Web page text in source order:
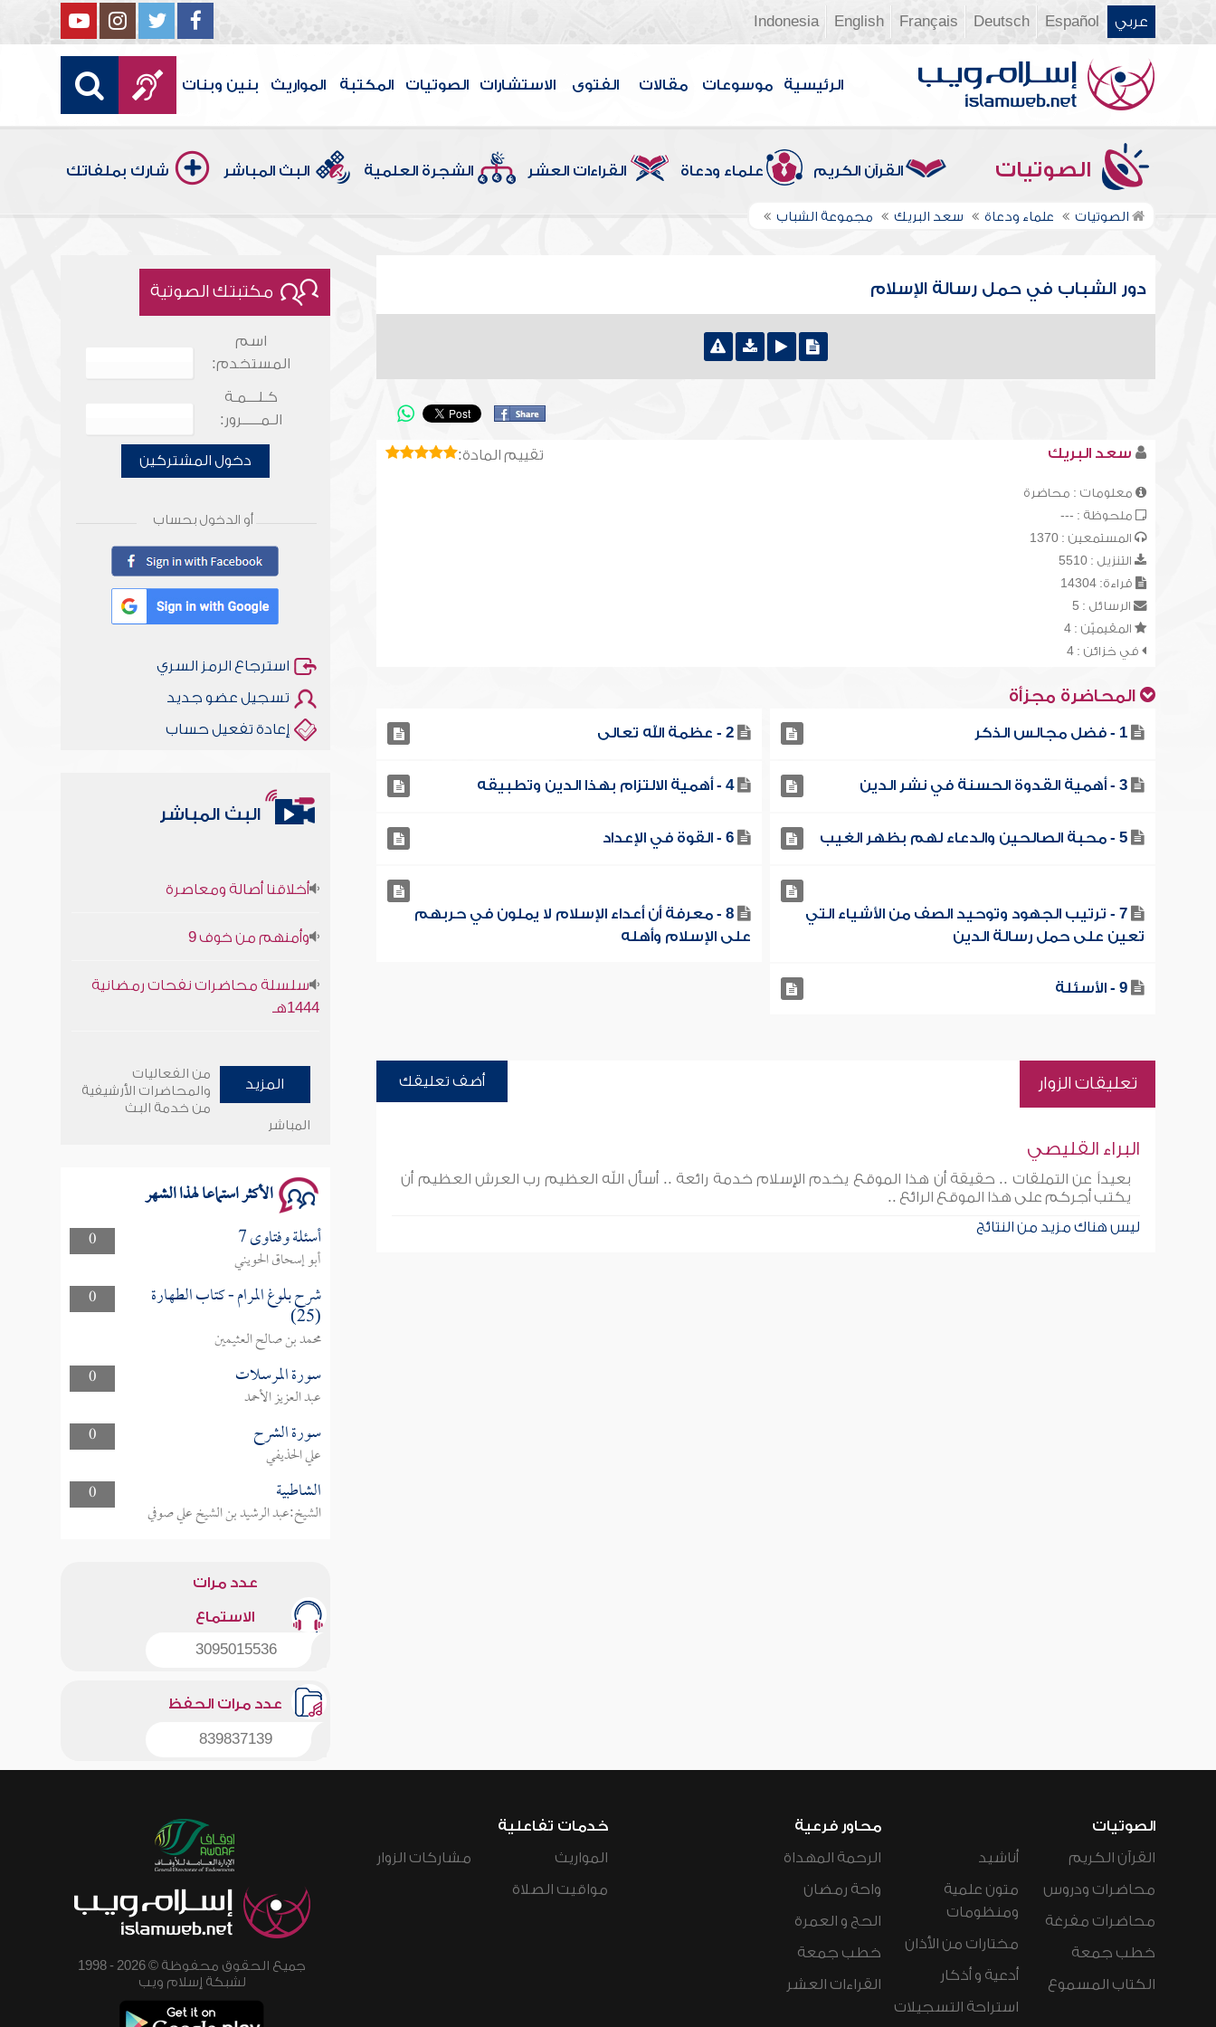
عربي Español
Deutsch
Français
English
Indonesia
الرئيسية موسوعات مقالات الفتوى الاستشارات الصوتيات المكتبة المواريث بنين وبنات
الصوتيات القرآن الكريم علماء ودعاة القراءات العشر الشجرة العلمية البث المباشر شارك بملفاتك
الصوتيات علماء ودعاة سعد البريك مجموعة الشباب
دور الشباب في حمل رسالة الإسلام
تقييم المادة: سعد البريك
معلومات : محاضرة
ملحوظة : ---
المستمعين : 1370
التنزيل : 5510
قراءة: 14304
الرسائل : 5
المقيميّن : 4
في خزائن : 4
المحاضرة مجزأة
1 - فضل مجالس الذكر 2 - عظمة الله تعالى
3 - أهمية القدوة الحسنة في نشر الدين 4 - أهمية الالتزام بهذا الدين وتطبيقه
5 - محبة الصالحين والدعاء لهم بظهر الغيب 6 - القوة في الإعداد
7 - ترتيب الجهود وتوحيد الصف من الأشياء التي
تعين على حمل رسالة الدين
8 - معرفة أن أعداء الإسلام لا يملون في حربهم
على الإسلام وأهله
9 - الأسئلة
تعليقات الزوار أضف تعليقك
البراء القليصي
بعيداً عن التملقات .. حقيقة أن هذا الموقع يخدم الإسلام خدمة رائعة .. أسأل الله العظيم رب العرش العظيم أن
يكتب أجركم على هذا الموقع الرائع ..
ليس هناك مزيد من النتائج
مكتبتك الصوتية
اسم
المستخدم:
كـلـــمـة
الـمـــــرور:
دخول المشتركين
أو الدخول بحساب
استرجاع الرمز السري
تسجيل عضو جديد
إعادة تفعيل حساب
البث المباشر
1444هـ
وأمنهم من خوف 9
المزيد
من الفعاليات
والمحاضرات الأرشيفية
من خدمة البث
المباشر
الأكثر استماعا لهذا الشهر
0 أسئلة وفتاوى 7
أبو إسحاق الحويني
0
شرح بلوغ المرام - كتاب الطهارة
(25)
محمد بن صالح العثيمين
0
سورة المرسلات
عبد العزيز الأحمد
0
سورة الشرح
علي الحذيفي
0
الشاطبية
الشيخ:عبد الرشيد بن الشيخ علي صوفي
عدد مرات
الاستماع
3095015536
عدد مرات الحفظ
839837139
الصوتيات
القرآن الكريم
محاضرات ودروس
محاضرات مفرغة
خطب جمعة
الكتاب المسموع
أناشيد
متون علمية
ومنظومات
مختارات من الأذان
أدعية و أذكار
استراحة التسجيلات
محاور فرعية
الرحمة المهداة
واحة رمضان
الحج و العمرة
خطب جمعة
القراءات العشر
خدمات تفاعلية
المواريث
مواقيت الصلاة
مشاركات الزوار
جميع الحقوق محفوظة © 2026 - 1998
لشبكة إسلام ويب